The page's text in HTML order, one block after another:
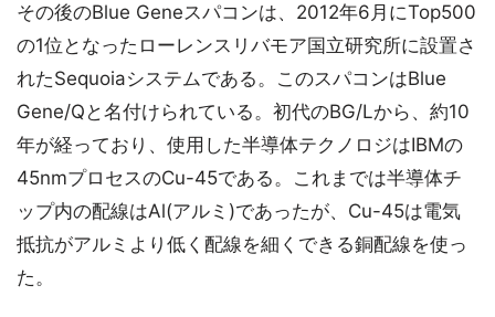
その後のBlue Geneスパコンは、2012年6月にTop500
の1位となったローレンスリバモア国立研究所に設置さ
れたSequoiaシステムである。このスパコンはBlue
Gene/Qと名付けられている。初代のBG/Lから、約10
年が経っており、使用した半導体テクノロジはIBMの
45nmプロセスのCu-45である。これまでは半導体チ
ップ内の配線はAl(アルミ)であったが、Cu-45は電気
抵抗がアルミより低く配線を細くできる銅配線を使っ
た。